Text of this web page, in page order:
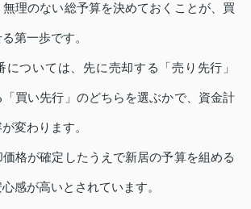
理のない総予算を決めておくことが、買
第一歩です。
については、先に売却する「売り先行」
買い先行」のどちらを選ぶかで、資金計
変わります。
格が確定したうえで新居の予算を組める
感が高いとされています。